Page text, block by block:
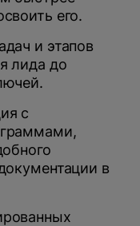
его.
и этапов
лида до
с
в